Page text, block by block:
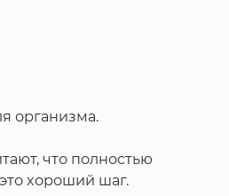
организма.
что полностью
хороший шаг.